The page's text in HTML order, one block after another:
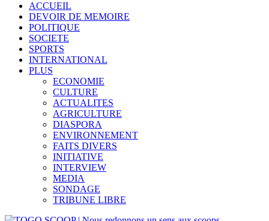
ACCUEIL
DEVOIR DE MEMOIRE
POLITIQUE
SOCIETE
SPORTS
INTERNATIONAL
PLUS
ECONOMIE
CULTURE
ACTUALITES
AGRICULTURE
DIASPORA
ENVIRONNEMENT
FAITS DIVERS
INITIATIVE
INTERVIEW
MEDIA
SONDAGE
TRIBUNE LIBRE